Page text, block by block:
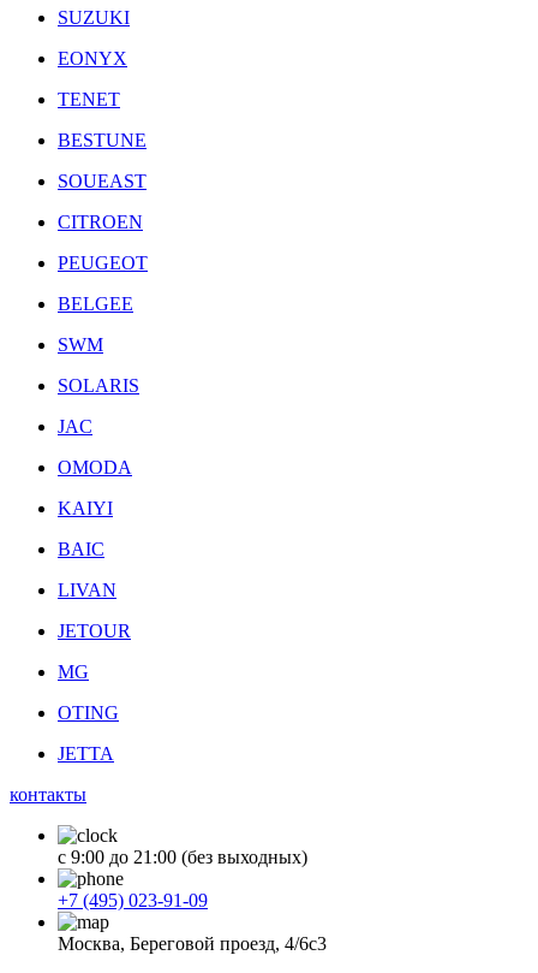
SUZUKI
EONYX
TENET
BESTUNE
SOUEAST
CITROEN
PEUGEOT
BELGEE
SWM
SOLARIS
JAC
OMODA
KAIYI
BAIC
LIVAN
JETOUR
MG
OTING
JETTA
контакты
с 9:00 до 21:00 (без выходных)
+7 (495) 023-91-09
Москва, Береговой проезд, 4/6с3